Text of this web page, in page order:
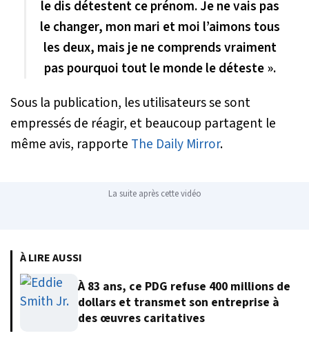
le dis détestent ce prénom. Je ne vais pas
le changer, mon mari et moi l’aimons tous
les deux, mais je ne comprends vraiment
pas pourquoi tout le monde le déteste ».
Sous la publication, les utilisateurs se sont
empressés de réagir, et beaucoup partagent le
même avis, rapporte The Daily Mirror.
La suite après cette vidéo
À LIRE AUSSI
À 83 ans, ce PDG refuse 400 millions de
dollars et transmet son entreprise à
des œuvres caritatives